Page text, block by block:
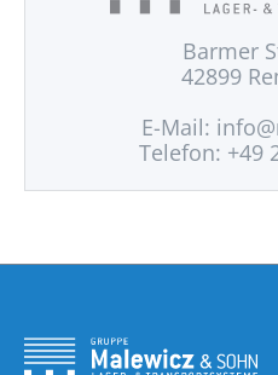
Barmer
42899
E-Mail:
Telefon: +49